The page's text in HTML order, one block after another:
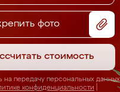
фото
стоимость
на передачу персональных данных
конфиденциальности